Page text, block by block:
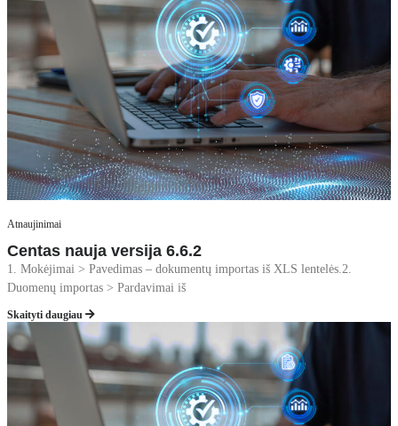
Atnaujinimai
Centas nauja versija 6.6.2
1. Mokėjimai > Pavedimas – dokumentų importas iš XLS lentelės.2.
Duomenų importas > Pardavimai iš
Skaityti daugiau